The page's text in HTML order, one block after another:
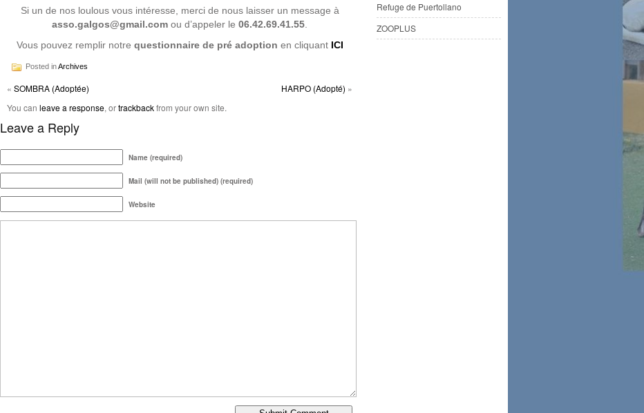
Si un de nos loulous vous intéresse, merci de nous laisser un message à
asso.galgos@gmail.com ou d’appeler le 06.42.69.41.55
Vous pouvez remplir notre questionnaire de pré adoption en cliquant ICI
Posted inArchives
« SOMBRA (Adoptée) HARPO (Adopté) »
You can leave a response, ortrackbackfrom your own site.
Leave a Reply
Name (required)
Mail (will not be published) (required)
Website
Refuge de Puertollano
ZOOPLUS